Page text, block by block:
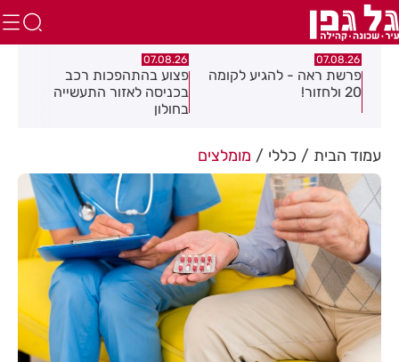
- להגיע לקומה
פצוע בהתהפכות רכב
בכניסה לאזור התעשייה
תיסלם
חולון באוויר
עמוד הבית כללי מומלצים